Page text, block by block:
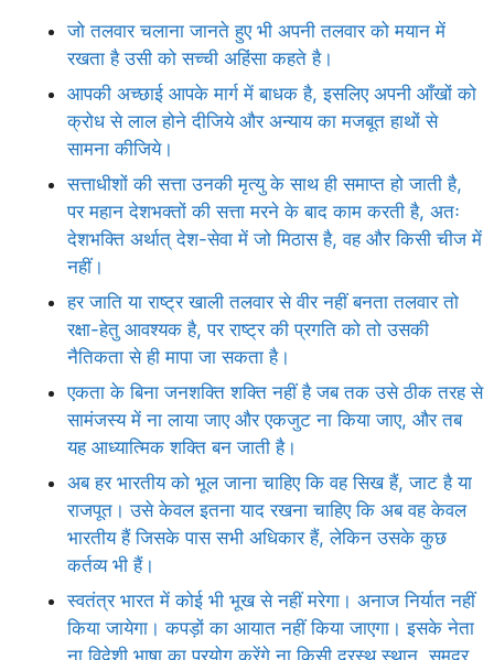
जो तलवार चलाना जानते हुए भी अपनी तलवार को मयान में
रखता है उसी को सच्ची अहिंसा कहते है।
आपकी अच्छाई आपके मार्ग में बाधक है, इसलिए अपनी आँखों को
क्रोध से लाल होने दीजिये और अन्याय का मजबूत हाथों से
सामना कीजिये।
सत्ताधीशों की सत्ता उनकी मृत्यु के साथ ही समाप्त हो जाती है,
पर महान देशभक्तों की सत्ता मरने के बाद काम करती है, अतः
देशभक्ति अर्थात् देश-सेवा में जो मिठास है, वह और किसी चीज में
नहीं।
हर जाति या राष्ट्र खाली तलवार से वीर नहीं बनता तलवार तो
रक्षा-हेतु आवश्यक है, पर राष्ट्र की प्रगति को तो उसकी
नैतिकता से ही मापा जा सकता है।
एकता के बिना जनशक्ति शक्ति नहीं है जब तक उसे ठीक तरह से
सामंजस्य में ना लाया जाए और एकजुट ना किया जाए, और तब
यह आध्यात्मिक शक्ति बन जाती है।
अब हर भारतीय को भूल जाना चाहिए कि वह सिख हैं, जाट है या
राजपूत। उसे केवल इतना याद रखना चाहिए कि अब वह केवल
भारतीय हैं जिसके पास सभी अधिकार हैं, लेकिन उसके कुछ
कर्तव्य भी हैं।
स्वतंत्र भारत में कोई भी भूख से नहीं मरेगा। अनाज निर्यात नहीं
किया जायेगा। कपड़ों का आयात नहीं किया जाएगा। इसके नेता
ना विदेशी भाषा का प्रयोग करेंगे ना किसी दूरस्थ स्थान, समुद्र